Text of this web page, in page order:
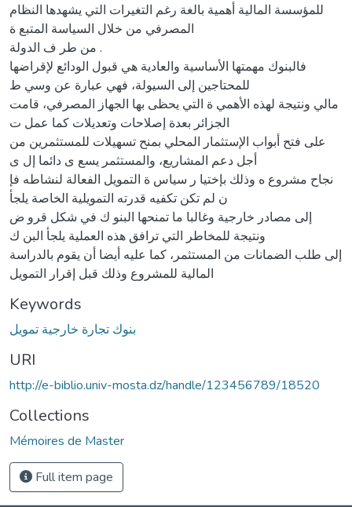
للمؤسسة المالية أهمية بالغة رغم التغيرات التي يشهدها النظام
المصرفي من خلال السياسة المتبع ة
من طر ف الدولة .
فالبنوك مهمتها الأساسية والعادية هي قبول الودائع لإقراضها
للمحتاجين إلى السيولة، فهي عبارة عن وسي ط
مالي ونتيجة لهذه الأهمي ة التي يحظى بها الجهاز المصرفي، قامت
الجزائر بعدة إصلاحات وتعديلات كما عمل ت
على فتح أبواب الإستثمار المحلي بمنح تسهيلات للمستثمرين من
أجل دعم المشاريع، والمستثمر يسع ى دائما إل ى
نجاح مشروع ه وذلك بإختيا ر سياس ة التمويل الفعالة لنشاطه فإ
ن لم تكن تكفيه قدرته التمويلية الخاصة يلجأ
إلى مصادر خارجية وغالبا ما تمنحها البنو ك في شكل قرو ض
ونتيجة للمخاطر التي ترافق هذه العملية يلجأ البن ك
إلى طلب الضمانات من المستثمر، كما عليه أيضا أن يقوم بالدراسة
المالية للمشروع وذلك قبل إقرار التمويل
Keywords
بنوك تجارة خارجية تمويل
URI
http://e-biblio.univ-mosta.dz/handle/123456789/18520
Collections
Mémoires de Master
Full item page